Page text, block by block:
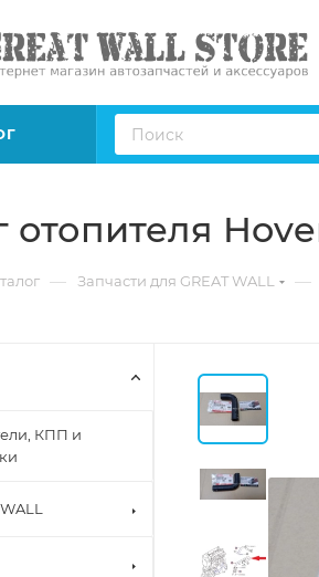
отопителя
— Запчасти для GREAT WALL —
КПП и